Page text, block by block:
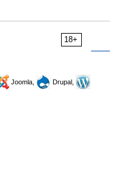
18+
Joomla,
Drupal,